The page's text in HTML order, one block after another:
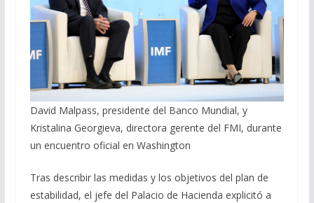
David Malpass, presidente del Banco Mundial, y
Kristalina Georgieva, directora gerente del FMI, durante
un encuentro oficial en Washington
Tras describir las medidas y los objetivos del plan de
estabilidad, el jefe del Palacio de Hacienda explicitó a